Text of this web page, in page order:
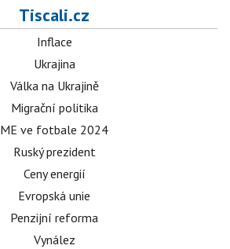
Tiscali.cz
Inflace
Ukrajina
Válka na Ukrajině
Migrační politika
ME ve fotbale 2024
Ruský prezident
Ceny energií
Evropská unie
Penzijní reforma
Vynález